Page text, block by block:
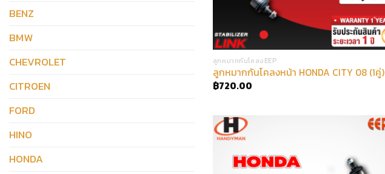
BENZ
BMW
CHEVROLET
CITROEN
FORD
HINO
HONDA
ลูกหมากกันโคลงEEP
ลูกหมากกันโคลงหน้า HONDA CITY 08 (1คู่)
฿720.00